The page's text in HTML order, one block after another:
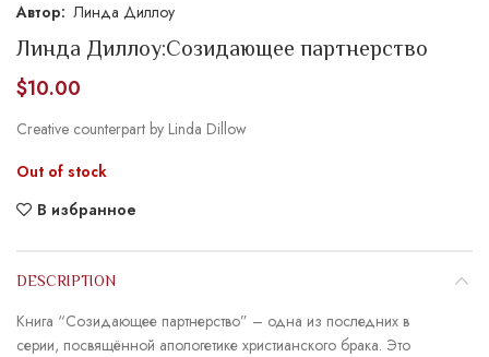
Линда Диллоу
Линда Диллоу:Созидающее партнерство
$10.00
Creative counterpart by Linda Dillow
Out of stock
В избранное
DESCRIPTION
Книга “Созидающее партнерство” – одна из последних в
серии, посвящённой апологетике христианского брака. Это